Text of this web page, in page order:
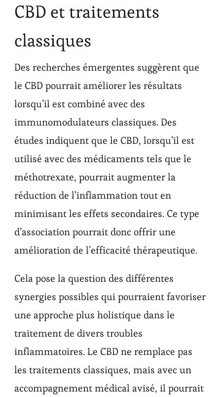
CBD et traitements
classiques
Des recherches émergentes suggèrent que
le CBD pourrait améliorer les résultats
lorsqu’il est combiné avec des
immunomodulateurs classiques. Des
études indiquent que le CBD, lorsqu’il est
utilisé avec des médicaments tels que le
méthotrexate, pourrait augmenter la
réduction de l’inflammation tout en
minimisant les effets secondaires. Ce type
d’association pourrait donc offrir une
amélioration de l’efficacité thérapeutique.
Cela pose la question des différentes
synergies possibles qui pourraient favoriser
une approche plus holistique dans le
traitement de divers troubles
inflammatoires. Le CBD ne remplace pas
les traitements classiques, mais avec un
accompagnement médical avisé, il pourrait